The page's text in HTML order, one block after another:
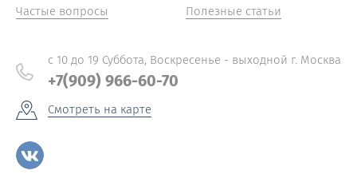
Частые вопросы Полезные статьи
с 10 до 19 Суббота, Воскресенье - выходной г. Москва
+7(909) 966-60-70
Смотреть на карте